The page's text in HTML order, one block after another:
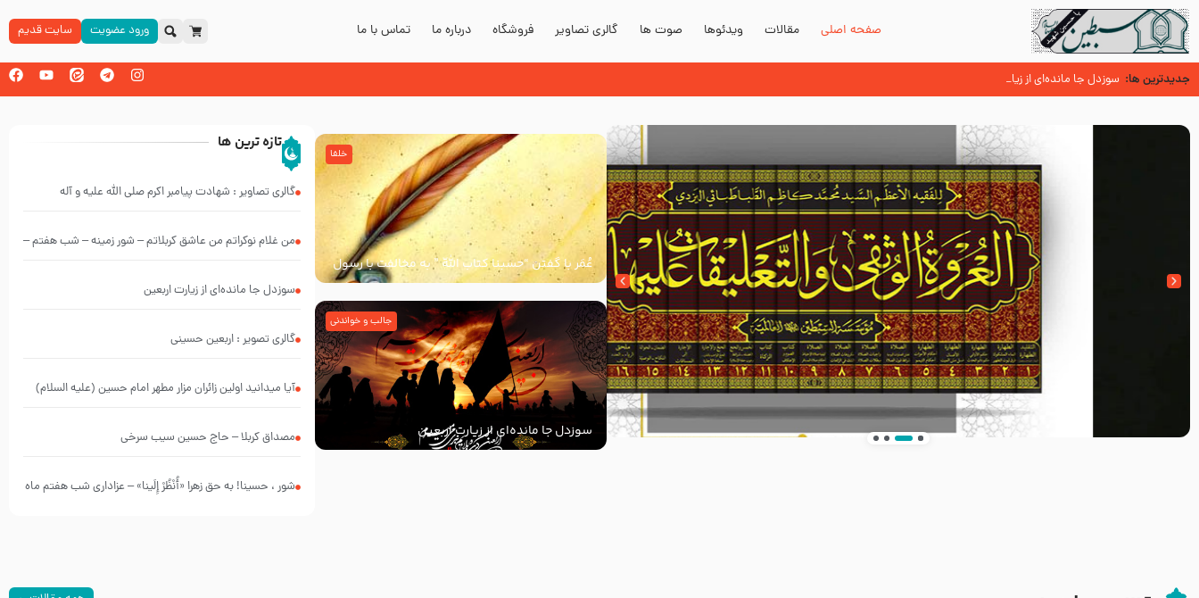
صفحه اصلی مقالات ویدئوها صوت ها گالری تصاویر فروشگاه درباره ما تماس با ما ورود عضویت سایت قدیم
جدیدترین ها: سوزدل جا مانده‌ای از زیارت اربعین
آیا میدانید اولین زائران مزار مطهر امام حسین (علیه السلام) چه کسانی بودند؟
اسنادی کهن دال بر شهرت زیارت اربعین نزد امامیه در قرن ۶ و ۷ هجری
عُمَر با گفتن “حسبنا كتاب اللّه ” به مخالفت با رسول
اللّه برخاست
خلفا
سوزدل جا مانده‌ای از زیارت اربعین
جالب و خواندنی
تازه ترین ها
گالری تصاویر : شهادت پیامبر اکرم صلی الله علیه و آله
من غلام نوکراتم من عاشق کربلاتم – شور زمینه – شب هفتم –
سوزدل جا مانده‌ای از زیارت اربعین
گالری تصویر : اربعین حسینی
آیا میدانید اولین زائران مزار مطهر امام حسین (علیه السلام)
مصداق کربلا – حاج حسین سیب سرخی
شور ، حسینا! به‌ حق زهرا «أُنْظُرْ إِلَینا» – عزاداری شب هفتم ماه